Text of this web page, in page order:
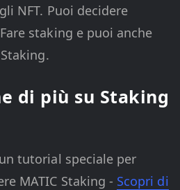
NFT. Puoi decidere
staking e puoi anche
di più su Staking
tutorial speciale per
MATIC Staking - Scopri di